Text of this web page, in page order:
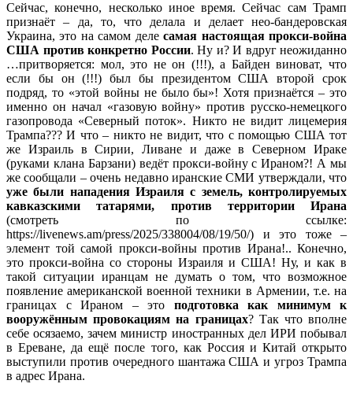
Сейчас, конечно, несколько иное время. Сейчас сам Трамп
признаёт – да, то, что делала и делает нео-бандеровская
Украина, это на самом делесамая настоящая прокси-война
США против конкретно России. Ну и? И вдруг неожиданно
…притворяется: мол, это не он (!!!), а Байден виноват, что
если бы он (!!!) был бы президентом США второй срок
подряд, то «этой войны не было бы»! Хотя признаётся – это
именно он начал «газовую войну» против русско-немецкого
газопровода «Северный поток». Никто не видит лицемерия
Трампа??? И что – никто не видит, что с помощью США тот
же Израиль в Сирии, Ливане и даже в Северном Ираке
(руками клана Барзани) ведёт прокси-войну с Ираном?! А мы
же сообщали – очень недавно иранские СМИ утверждали, что
уже были нападения Израиля с земель, контролируемых
кавказскими татарями, против территории Ирана
(смотреть по ссылке:
https://livenews.am/press/2025/338004/08/19/50/) и это тоже –
элемент той самой прокси-войны против Ирана!.. Конечно,
это прокси-война со стороны Израиля и США! Ну, и как в
такой ситуации иранцам не думать о том, что возможное
появление американской военной техники в Армении, т.е. на
границах с Ираном – это подготовка как минимум к
вооружённым провокациям на границах? Так что вполне
себе осязаемо, зачем министр иностранных дел ИРИ побывал
в Ереване, да ещё после того, как Россия и Китай открыто
выступили против очередного шантажа США и угроз Трампа
в адрес Ирана.